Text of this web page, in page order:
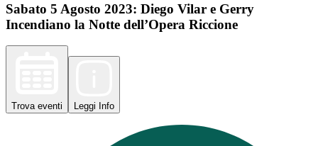
Sabato 5 Agosto 2023: Diego Vilar e Gerry
Incendiano la Notte dell’Opera Riccione
Trova eventi Leggi Info